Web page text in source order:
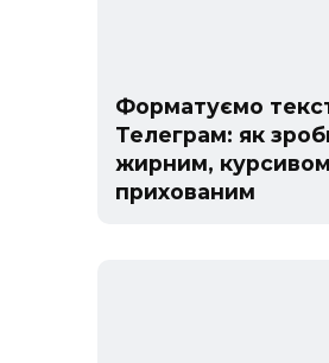
Форматуємо
Телеграм: як
жирним,
прихованим